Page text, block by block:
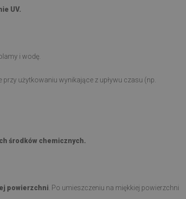
UV.
i wodę.
użytkowaniu wynikające z upływu czasu (np.
środków chemicznych.
powierzchni . Po umieszczeniu na miękkiej powierzchni